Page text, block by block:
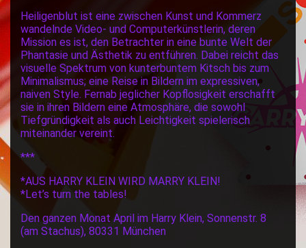
Heiligenblut ist eine zwischen Kunst und Kommerz
wandelnde Video- und Computerkünstlerin, deren
Mission es ist, den Betrachter in eine bunte Welt der
Phantasie und Ästhetik zu entführen. Dabei reicht das
visuelle Spektrum von kunterbuntem Kitsch bis zum
Minimalismus; eine Reise in Bildern im expressiven,
naiven Style. Fernab jeglicher Kopflosigkeit erschafft
sie in ihren Bildern eine Atmosphäre, die sowohl
Tiefgründigkeit als auch Leichtigkeit spielerisch
miteinander vereint.
***
*AUS HARRY KLEIN WIRD MARRY KLEIN!
*Let’s turn the tables!
Den ganzen Monat April im Harry Klein, Sonnenstr. 8
(am Stachus), 80331 München